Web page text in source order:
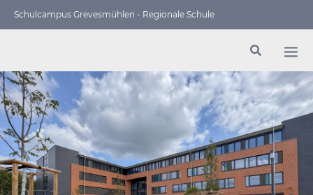
Schulcampus Grevesmühlen - Regionale Schule